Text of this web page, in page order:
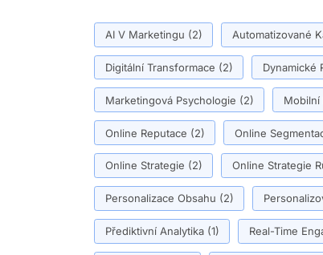
AI V Marketingu (2) Automatizované
Digitální Transformace (2) Dynamické
Marketingová Psychologie (2) Mobilní
Online Reputace (2) Online
Online Strategie (2) Online Strategie
Personalizace Obsahu (2)
Přediktivní Analytika(1) Real-Time